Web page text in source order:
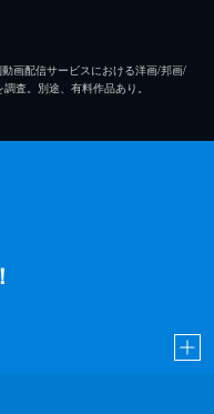
画配信サービスにおける洋画/邦画/
査。別途、有料作品あり。